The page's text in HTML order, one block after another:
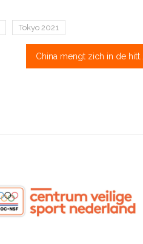
Tokyo 2021
China mengt zich in de